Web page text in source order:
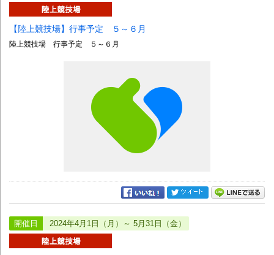
【陸上競技場】行事予定 ５～６月
陸上競技場 行事予定 ５～６月
開催日 2024年4月1日（月）～ 5月31日（金）